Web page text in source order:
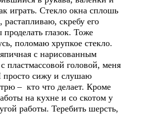
играть. Стекло окна сплошь
скребу его
глазок. Тоже
поломаю хрупкое стекло.
с нарисованным
пластмассовой головой, меня
просто сижу и слушаю
– кто что делает. Кроме
на кухне и со скотом у
работы. Теребить шерсть,